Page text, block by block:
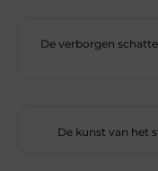
De verborgen
De kunst van het